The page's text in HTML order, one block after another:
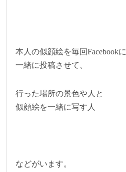
本人の似顔絵を毎回Facebookに
一緒に投稿させて、
行った場所の景色や人と
似顔絵を一緒に写す人
などがいます。